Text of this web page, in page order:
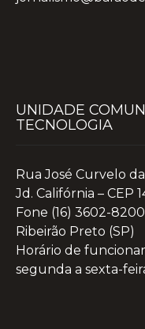
UNIDADE
TECNOLOGIA
Rua José Curvelo da
Jd. Califórnia – CEP
Fone (16) 3602-8200
Ribeirão Preto (SP)
Horário de
segunda a sexta-